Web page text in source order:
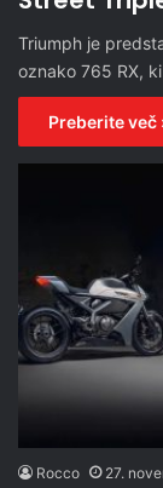
Triumph je
oznako 765 RX,
Preberite več
Rocco 27.